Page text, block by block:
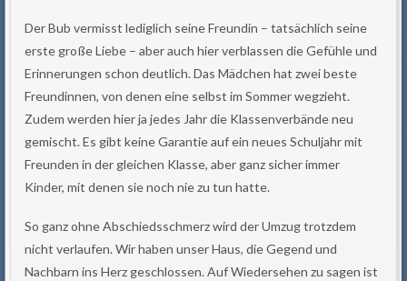
Der Bub vermisst lediglich seine Freundin – tatsächlich seine
erste große Liebe – aber auch hier verblassen die Gefühle und
Erinnerungen schon deutlich. Das Mädchen hat zwei beste
Freundinnen, von denen eine selbst im Sommer wegzieht.
Zudem werden hier ja jedes Jahr die Klassenverbände neu
gemischt. Es gibt keine Garantie auf ein neues Schuljahr mit
Freunden in der gleichen Klasse, aber ganz sicher immer
Kinder, mit denen sie noch nie zu tun hatte.
So ganz ohne Abschiedsschmerz wird der Umzug trotzdem
nicht verlaufen. Wir haben unser Haus, die Gegend und
Nachbarn ins Herz geschlossen. Auf Wiedersehen zu sagen ist